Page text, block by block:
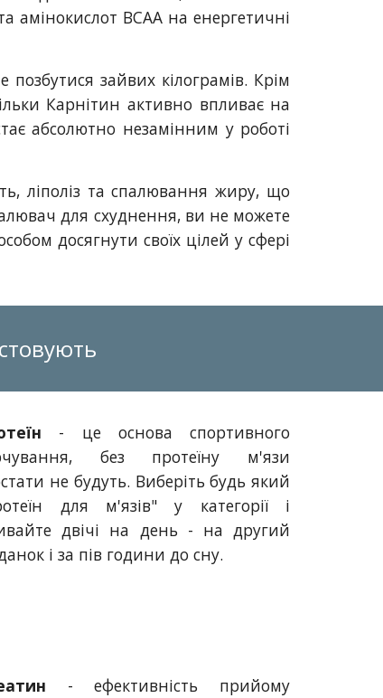
амінокислот ВСАА на енергетичні
зайвих кілограмів. Крім
Карнітин активно впливає на
абсолютно незамінним у роботі
ліполіз та спалювання жиру, що
для схуднення, ви не можете
досягнути своїх цілей у сфері
- це основа спортивного
без протеїну м'язи
не будуть. Виберіть будь який
для м'язів" у категорії і
двічі на день - на другий
і за пів години до сну.
- ефективність прийому